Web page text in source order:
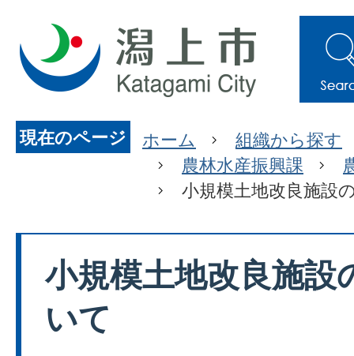
現在のページ ホーム
組織から探す
農林水産振興課
小規模土地改良施設
小規模土地改良施設
いて